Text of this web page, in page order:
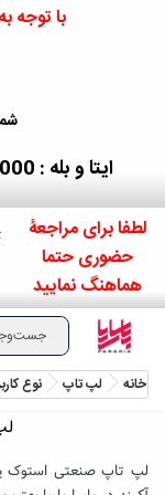
با توجه
ایتا و بله : 09207002000
لطفا برای مراجعۀ
حضوری حتما
هماهنگ نمایید
خانه لپ تاپ نوع
لپ تاپ صنعتی استوک